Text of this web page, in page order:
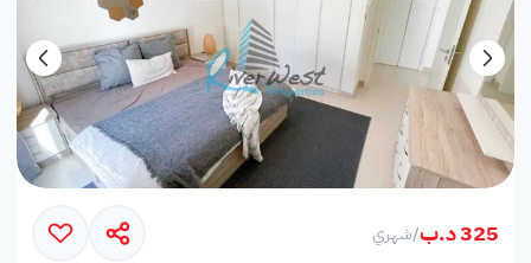
325 د.ب /شهري